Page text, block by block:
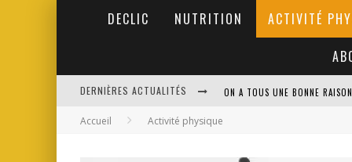
DECLIC NUTRITION ACTIVITÉ
DERNIÈRES ACTUALITÉS
ON A TOUS UNE BONNE
Accueil Activité physique